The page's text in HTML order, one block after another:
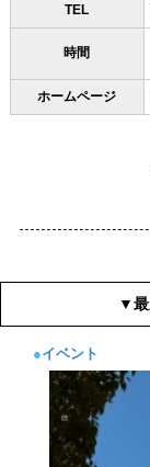
TEL
時間
ホームページ
▼最
●イベント